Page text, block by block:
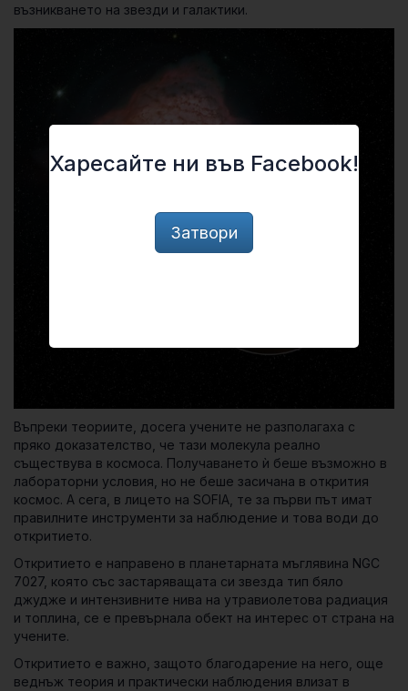
възникването на звезди и галактики.
Въпреки теориите, досега учените не разполагаха с
пряко доказателство, че тази молекула реално
съществува в космоса. Получаването ѝ беше възможно в
лабораторни условия, но не беше засичана в открития
космос. А сега, в лицето на SOFIA, те за първи път имат
правилните инструменти за наблюдение и това води до
откритието.
Откритието е направено в планетарната мъглявина NGC
7027, която със застаряващата си звезда тип бяло
джудже и интензивните нива на утравиолетова радиация
и топлина, се е превърнала обект на интерес от страна на
учените.
Откритието е важно, защото благодарение на него, още
веднъж теория и практически наблюдения влизат в
Харесайте ни във Facebook!
Затвори